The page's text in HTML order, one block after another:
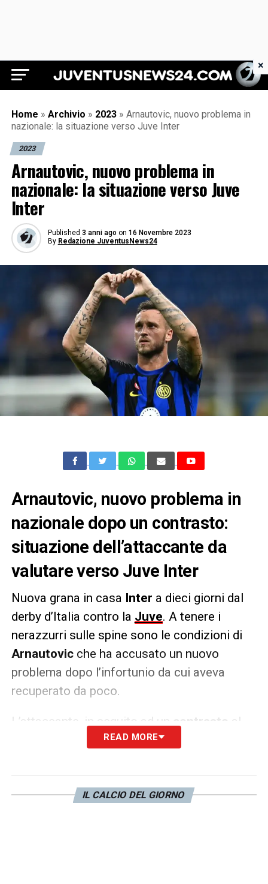
Juventus News 24
Home » Archivio » 2023 » Arnautovic, nuovo problema in
nazionale: la situazione verso Juve Inter
2023
Arnautovic, nuovo problema in
nazionale: la situazione verso Juve
Inter
Published 3 anni ago on 16 Novembre 2023
By Redazione JuventusNews24
Arnautovic, nuovo problema in
nazionale dopo un contrasto:
situazione dell’attaccante da
valutare verso Juve Inter
Nuova grana in casa Inter a dieci giorni dal
derby d’Italia contro la Juve. A tenere i
nerazzurri sulle spine sono le condizioni di
Arnautovicche ha accusato un nuovo
problema dopo l’infortunio da cui aveva
recuperato da poco.
L’attaccante, in seguito ad un contrasto
al
rimasto a terra
giocatore è riuscito agiocare fino alla fine
della partita dopo le cure dello staff medico,
READ MORE
IL CALCIO DEL GIORNO
×